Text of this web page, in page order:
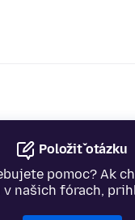
Položiť otázku
pomoc? Ak
v našich fórach,